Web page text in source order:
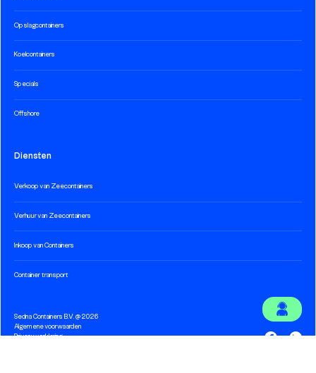
Opslagcontainers
Koelcontainers
Specials
Offshore
Diensten
Verkoop van Zeecontainers
Verhuur van Zeecontainers
Inkoop van Containers
Container transport
Sedna Containers B.V. @ 2026
Algemene voorwaarden
Privacy verklaring